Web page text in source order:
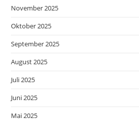
November 2025
Oktober 2025
September 2025
August 2025
Juli 2025
Juni 2025
Mai 2025